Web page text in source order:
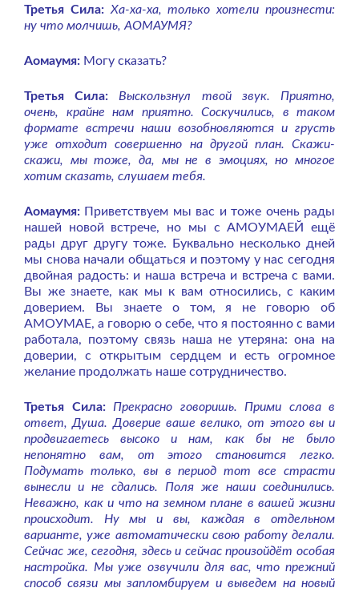
Третья Сила: Ха-ха-ха, только хотели произнести:
ну что молчишь, АОМАУМЯ?
Аомаумя: Могу сказать?
Третья Сила:
Выскользнул твой звук. Приятно,
очень, крайне нам приятно. Соскучились, в таком
формате встречи наши возобновляются и грусть
уже отходит совершенно на другой план. Скажи-
скажи, мы тоже, да, мы не в эмоциях, но многое
хотим сказать, слушаем тебя.
Аомаумя: Приветствуем мы вас и тоже очень рады
нашей новой встрече, но мы с АМОУМАЕЙ ещё
рады друг другу тоже. Буквально несколько дней
мы снова начали общаться и поэтому у нас сегодня
двойная радость: и наша встреча и встреча с вами.
Вы же знаете, как мы к вам относились, с каким
доверием. Вы знаете о том, я не говорю об
АМОУМАЕ, а говорю о себе, что я постоянно с вами
работала, поэтому связь наша не утеряна: она на
доверии, с открытым сердцем и есть огромное
желание продолжать наше сотрудничество.
Третья Сила:
Прекрасно говоришь. Прими слова в
ответ, Душа. Доверие ваше велико, от этого вы и
продвигаетесь высоко и нам, как бы не было
непонятно вам, от этого становится легко.
Подумать только, вы в период тот все страсти
вынесли и не сдались. Поля же наши соединились.
Неважно, как и что на земном плане в вашей жизни
происходит. Ну мы и вы, каждая в отдельном
варианте, уже автоматически свою работу делали.
Сейчас же, сегодня, здесь и сейчас произойдёт особая
настройка. Мы уже озвучили для вас, что прежний
способ связи мы запломбируем и выведем на новый